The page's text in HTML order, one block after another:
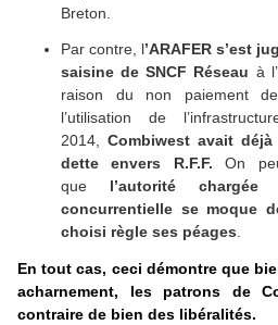
Breton.
Par contre, l’ARAFER s’est
saisine de SNCF Réseau à
raison du non paiement
l’utilisation de
2014, Combiwest avait
dette envers R.F.F.
On
que l’autorité
concurrentielle se moque
choisi règle ses péages.
En tout cas, ceci démontre que
acharnement, les patrons de
contraire de bien des libéralités.